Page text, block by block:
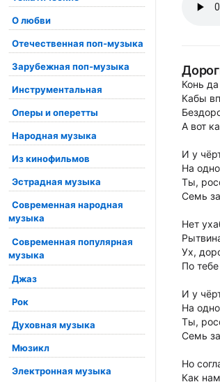
О любви
Отечественная поп-музыка
Зарубежная поп-музыка
Инструментальная
Оперы и оперетты
Народная музыка
Из кинофильмов
Эстрадная музыка
Современная народная
музыка
Современная популярная
музыка
Джаз
Рок
Духовная музыка
Мюзикл
Электронная музыка
Конь
Кабы
А вот
И у
На
Ты,
Семь
Нет
Ух,
По тебе
И у
На
Ты,
Семь
Но
Как